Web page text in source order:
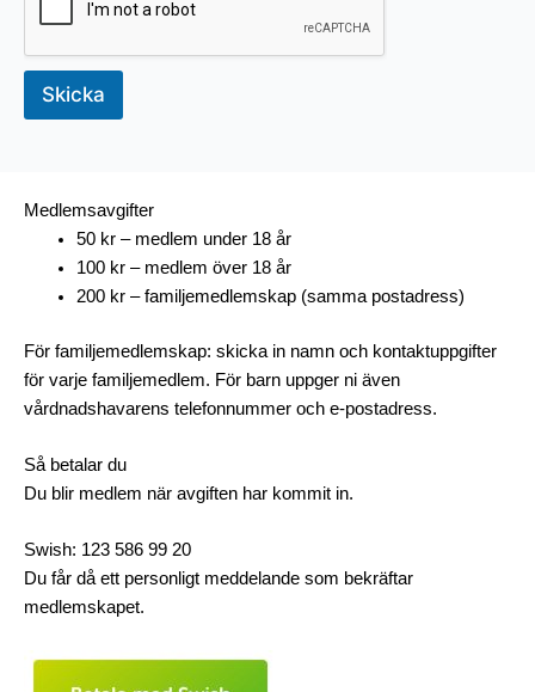
Skicka
Medlemsavgifter
50 kr – medlem under 18 år
100 kr – medlem över 18 år
200 kr – familjemedlemskap (samma postadress)
För familjemedlemskap: skicka in namn och kontaktuppgifter
för varje familjemedlem. För barn uppger ni även
vårdnadshavarens telefonnummer och e-postadress.
Så betalar du
Du blir medlem när avgiften har kommit in.
Swish: 123 586 99 20
Du får då ett personligt meddelande som bekräftar
medlemskapet.